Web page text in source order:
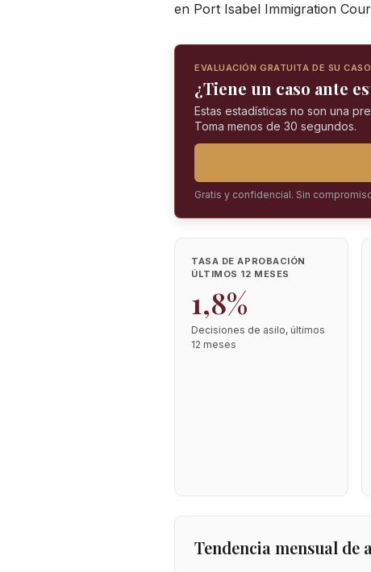
en Port Isabel Immigration
EVALUACIÓN GRATUITA DE SU CASO
¿Tiene un caso ante
Estas estadísticas no son una
Toma menos de 30 segundos.
Gratis y confidencial. Sin
TASA DE APROBACIÓN
ÚLTIMOS 12 MESES
1,8%
Decisiones de asilo, últimos
12 meses
Tendencia mensual de